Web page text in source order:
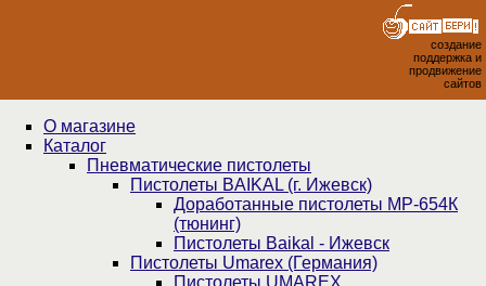
создание
поддержка и
продвижение
сайтов
О магазине
Каталог
Пнев­ма­ти­чес­кие пистолеты
Пистолеты BAIKAL (г. Ижевск)
Доработанные пистолеты МР-654К
(тюнинг)
Пистолеты Baikal - Ижевск
Пистолеты Umarex (Германия)
Пистолеты UMAREX